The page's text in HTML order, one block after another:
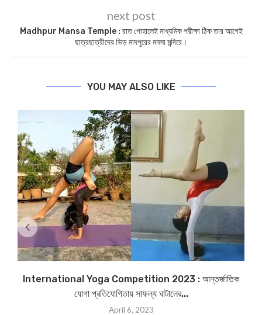
next post
Madhpur Mansa Temple : রাত পোহালেই মাধ্যমিক পরীক্ষা ঠিক তার আগেই
ছাত্রছাত্রীদের ভিড় মাদপুরের মনসা মন্দিরে।
YOU MAY ALSO LIKE
International Yoga Competition 2023 : আন্তর্জাতিক
যোগা প্রতিযোগিতায় সাফল্য ঘাটালের...
April 6, 2023